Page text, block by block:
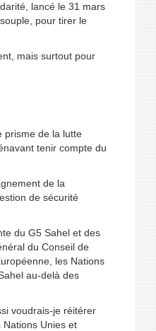
lancé le 31 mars
pour tirer le
mais surtout pour
prisme de la lutte
tenir compte du
de la
de sécurité
du G5 Sahel et des
du Conseil de
les Nations
au-delà des
voudrais-je réitérer
Unies et